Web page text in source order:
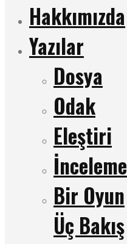
Hakkımızda
Yazılar
Dosya
Odak
Eleştiri
İnceleme
Bir Oyun
Üç Bakış